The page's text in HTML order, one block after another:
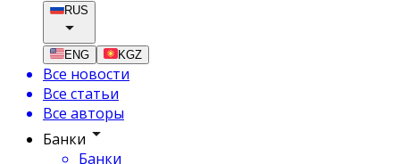
RUS
ENG KGZ
Все новости
Все статьи
Все авторы
Банки
Банки